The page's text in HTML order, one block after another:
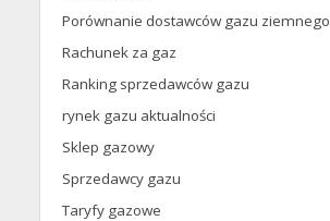
Porównanie dostawców gazu ziemnego
Rachunek za gaz
Ranking sprzedawców gazu
rynek gazu aktualności
Sklep gazowy
Sprzedawcy gazu
Taryfy gazowe